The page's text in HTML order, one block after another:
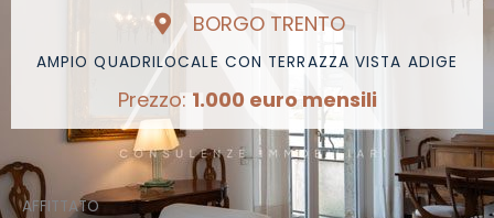
BORGO TRENTO
AMPIO QUADRILOCALE CON TERRAZZA VISTA ADIGE
Prezzo: 1.000 euro mensili
AFFITTATO